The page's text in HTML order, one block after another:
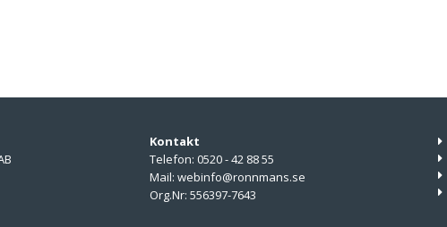
Kontakt
Telefon: 0520 - 42 88 55
Mail: webinfo@ronnmans.se
Org.Nr: 556397-7643